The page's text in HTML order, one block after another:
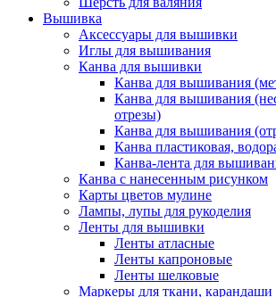
Вышивка
Аксессуары для вышивки
Иглы для вышивания
Канва для вышивки
Канва для вышивания
Канва для вышивания
отрезы)
Канва для вышивания
Канва пластиковая,
Канва-лента для
Канва с нанесенным рисунком
Карты цветов мулине
Лампы, лупы для рукоделия
Ленты для вышивки
Ленты атласные
Ленты капроновые
Ленты шелковые
Маркеры для ткани, карандаши